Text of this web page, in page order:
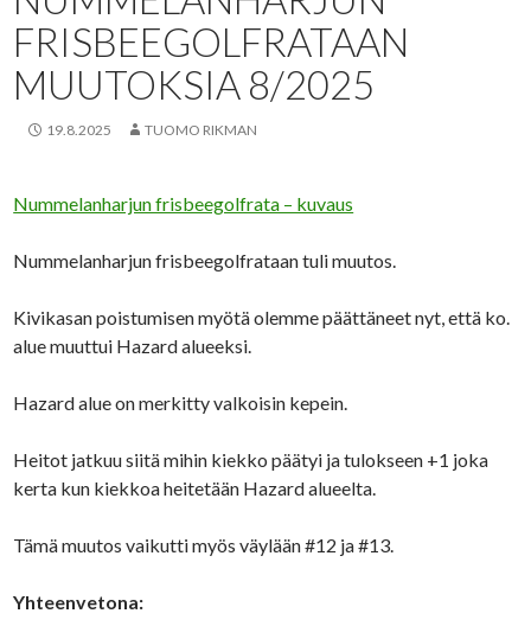
FRISBEEGOLFRATAAN
MUUTOKSIA 8/2025
19.8.2025 TUOMO RIKMAN
Nummelanharjun frisbeegolfrata – kuvaus
Nummelanharjun frisbeegolfrataan tuli muutos.
Kivikasan poistumisen myötä olemme päättäneet nyt, että ko.
alue muuttui Hazard alueeksi.
Hazard alue on merkitty valkoisin kepein.
Heitot jatkuu siitä mihin kiekko päätyi ja tulokseen +1 joka
kerta kun kiekkoa heitetään Hazard alueelta.
Tämä muutos vaikutti myös väylään #12 ja #13.
Yhteenvetona: